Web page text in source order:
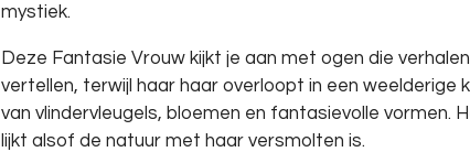
mystiek.
Deze Fantasie Vrouw kijkt je aan met ogen die verhalen
vertellen, terwijl haar haar overloopt in een weelderige
van vlindervleugels, bloemen en fantasievolle vormen.
lijkt alsof de natuur met haar versmolten is.